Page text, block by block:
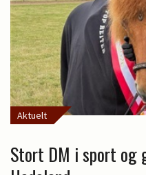
Aktuelt
Stort DM i sport og